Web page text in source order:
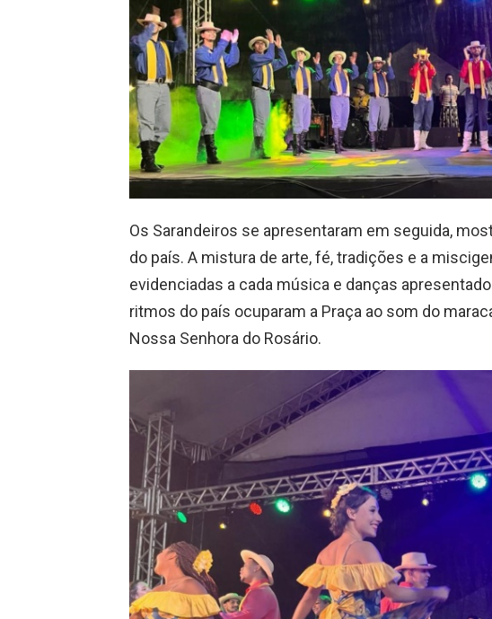
Os Sarandeiros se apresentaram em seguida,
do país. A mistura de arte, fé, tradições e a
evidenciadas a cada música e danças
ritmos do país ocuparam a Praça ao som do
Nossa Senhora do Rosário.